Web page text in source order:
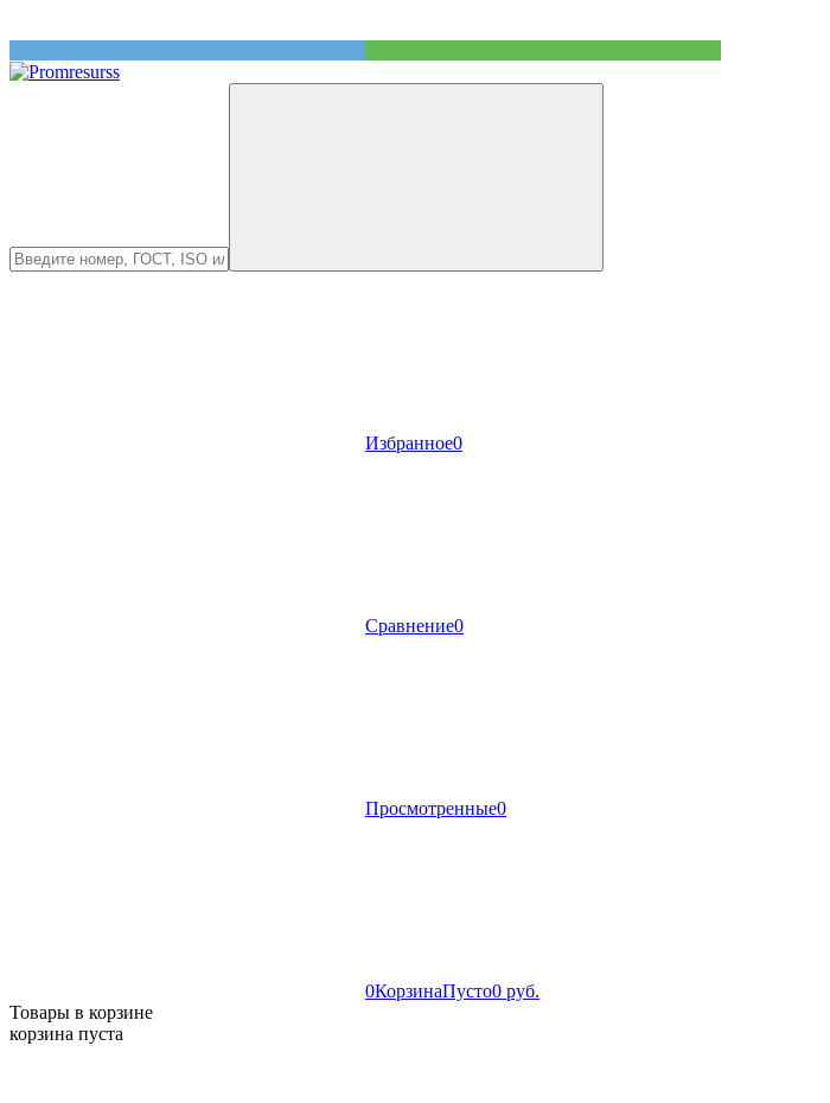
Избранное0
Сравнение0
Просмотренные0
0КорзинаПусто0 руб.
Товары в корзине
корзина пуста